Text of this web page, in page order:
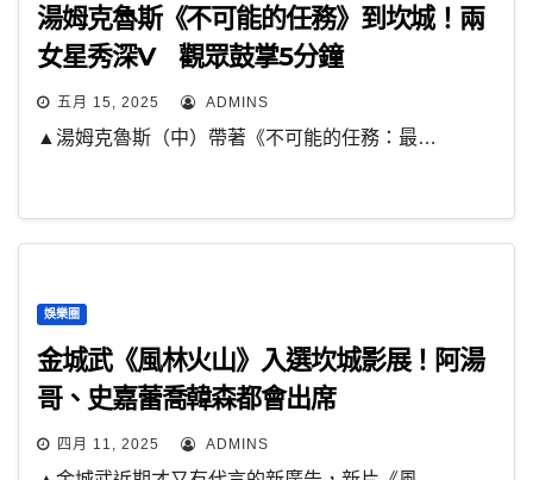
湯姆克魯斯《不可能的任務》到坎城！兩
女星秀深V 觀眾鼓掌5分鐘
五月 15, 2025 ADMINS
▲湯姆克魯斯（中）帶著《不可能的任務：最…
娛樂圈
金城武《風林火山》入選坎城影展！阿湯
哥、史嘉蕾喬韓森都會出席
四月 11, 2025 ADMINS